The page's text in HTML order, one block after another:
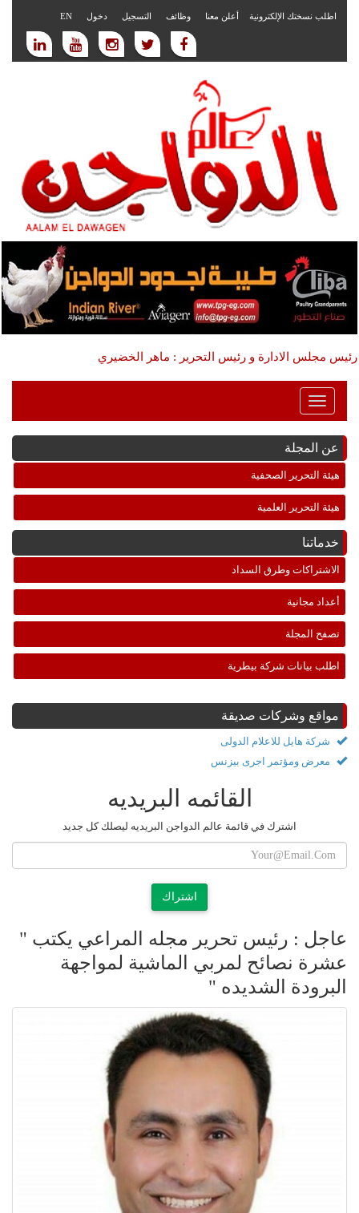
اطلب نسختك الإلكترونية أعلن معنا وظائف التسجيل دخول EN
رئيس مجلس الادارة و رئيس التحرير : ماهر الخضيري
Toggle
Navigation
عن المجلة
هيئة التحرير الصحفية
هيئة التحرير العلمية
خدماتنا
الاشتراكات وطرق السداد
أعداد مجانية
تصفح المجلة
اطلب بيانات شركة بيطرية
مواقع وشركات صديقة
شركة هايل للاعلام الدولى
معرض ومؤتمر اجرى بيزنس
القائمه البريديه
اشترك في قائمة عالم الدواجن البريديه ليصلك كل جديد
اشتراك
عاجل : رئيس تحرير مجله المراعي يكتب "
عشرة نصائح لمربي الماشية لمواجهة
البرودة الشديده "